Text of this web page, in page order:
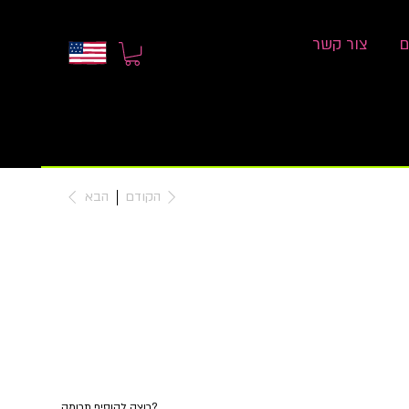
צור קשר
הקודם הבא